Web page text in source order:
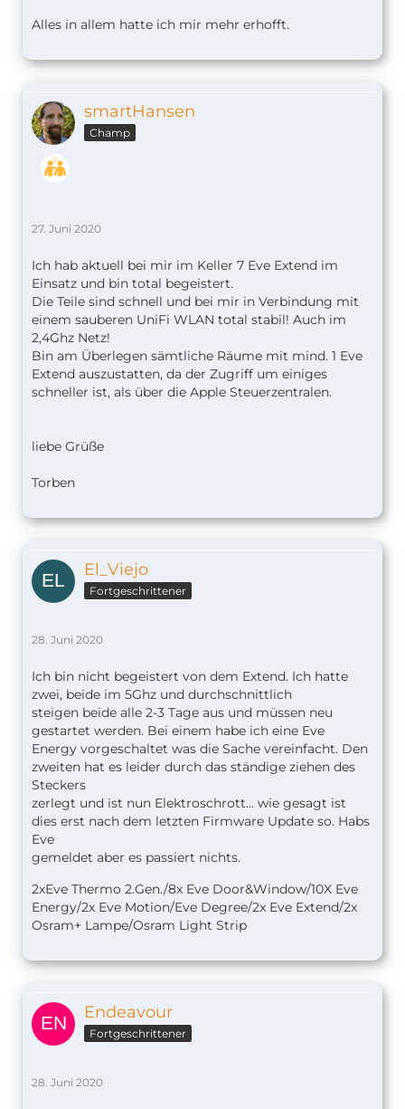
Alles in allem hatte ich mir mehr erhofft.
smartHansen
Champ
27. Juni 2020
Ich hab aktuell bei mir im Keller 7 Eve Extend im
Einsatz und bin total begeistert.
Die Teile sind schnell und bei mir in Verbindung mit
einem sauberen UniFi WLAN total stabil! Auch im
2,4Ghz Netz!
Bin am Überlegen sämtliche Räume mit mind. 1 Eve
Extend auszustatten, da der Zugriff um einiges
schneller ist, als über die Apple Steuerzentralen.
liebe Grüße
Torben
El_Viejo
Fortgeschrittener
28. Juni 2020
Ich bin nicht begeistert von dem Extend. Ich hatte
zwei, beide im 5Ghz und durchschnittlich
steigen beide alle 2-3 Tage aus und müssen neu
gestartet werden. Bei einem habe ich eine Eve
Energy vorgeschaltet was die Sache vereinfacht. Den
zweiten hat es leider durch das ständige ziehen des
Steckers
zerlegt und ist nun Elektroschrott... wie gesagt ist
dies erst nach dem letzten Firmware Update so. Habs
Eve
gemeldet aber es passiert nichts.
2xEve Thermo 2.Gen./8x Eve Door&Window/10X Eve
Energy/2x Eve Motion/Eve Degree/2x Eve Extend/2x
Osram+ Lampe/Osram Light Strip
Endeavour
Fortgeschrittener
28. Juni 2020